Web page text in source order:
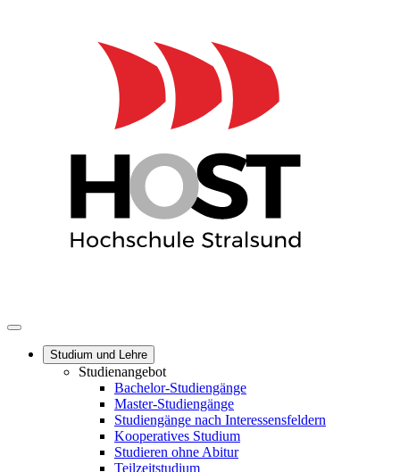
Studium und Lehre
Studienangebot
Bachelor-Studiengänge
Master-Studiengänge
Studiengänge nach Interessensfeldern
Kooperatives Studium
Studieren ohne Abitur
Teilzeitstudium